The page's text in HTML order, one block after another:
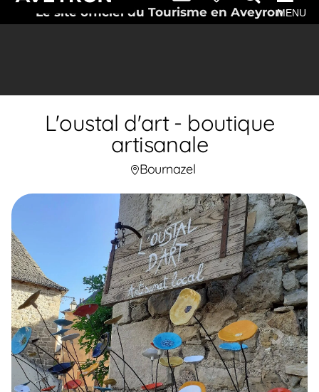
Le site officiel du Tourisme en AveyronMENU
L'oustal d'art - boutique
artisanale
Bournazel